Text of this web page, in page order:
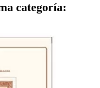
categoría: